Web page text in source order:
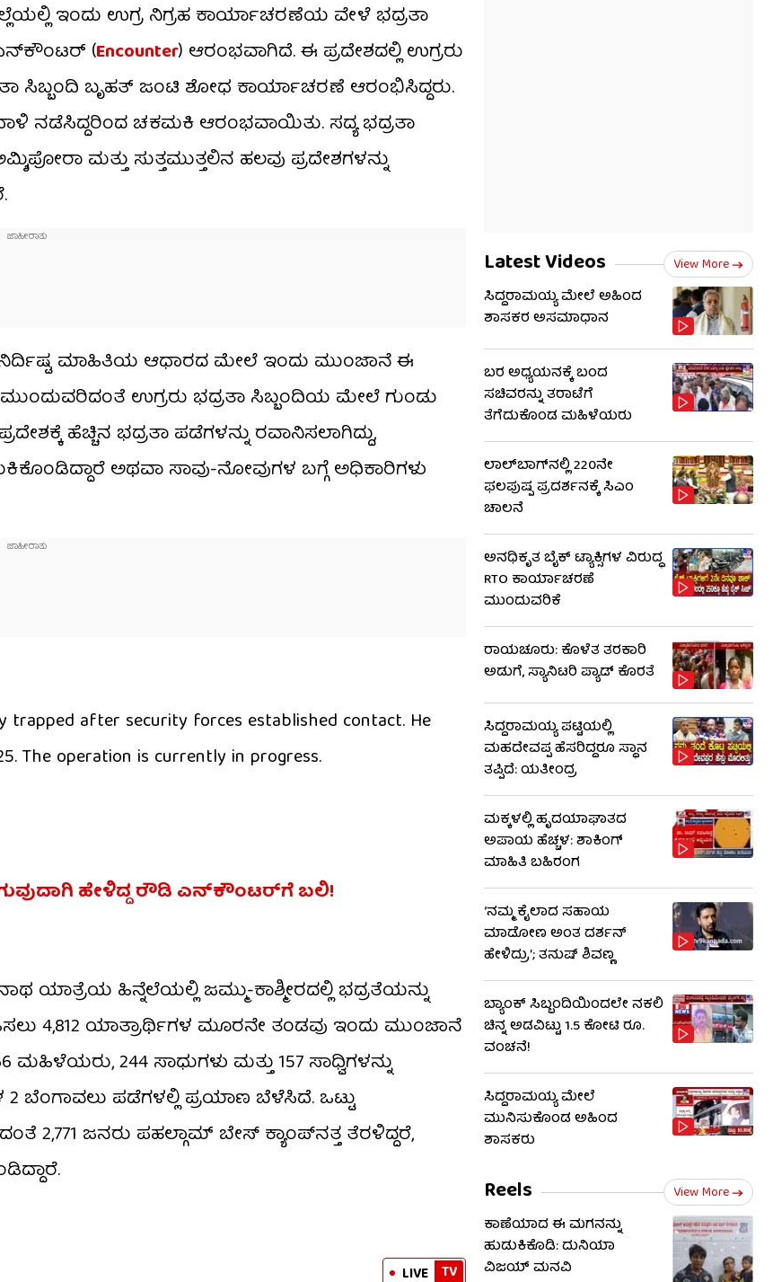
ಇಂದು ಉಗ್ರ ನಿಗ್ರಹ ಕಾರ್ಯಾಚರಣೆಯ ವೇಳೆ ಭದ್ರತಾ
(Encounter) ಆರಂಭವಾಗಿದೆ. ಈ ಪ್ರದೇಶದಲ್ಲಿ ಉಗ್ರರು
ಸಿಬ್ಬಂದಿ ಬೃಹತ್ ಜಂಟಿ ಶೋಧ ಕಾರ್ಯಾಚರಣೆ ಆರಂಭಿಸಿದ್ದರು.
ನಡೆಸಿದ್ದರಿಂದ ಚಕಮಕಿ ಆರಂಭವಾಯಿತು. ಸದ್ಯ ಭದ್ರತಾ
ಮತ್ತು ಸುತ್ತಮುತ್ತಲಿನ ಹಲವು ಪ್ರದೇಶಗಳನ್ನು
ಮಾಹಿತಿಯ ಆಧಾರದ ಮೇಲೆ ಇಂದು ಮುಂಜಾನೆ ಈ
ಉಗ್ರರು ಭದ್ರತಾ ಸಿಬ್ಬಂದಿಯ ಮೇಲೆ ಗುಂಡು
ಹೆಚ್ಚಿನ ಭದ್ರತಾ ಪಡೆಗಳನ್ನು ರವಾನಿಸಲಾಗಿದ್ದು,
ಅಥವಾ ಸಾವು-ನೋವುಗಳ ಬಗ್ಗೆ ಅಧಿಕಾರಿಗಳು
after security forces established contact. He
The operation is currently in progress.
ಹೇಳಿದ್ದ ರೌಡಿ ಎನ್‌ಕೌಂಟರ್‌ಗೆ ಬಲಿ!
ಹಿನ್ನೆಲೆಯಲ್ಲಿ ಜಮ್ಮು-ಕಾಶ್ಮೀರದಲ್ಲಿ ಭದ್ರತೆಯನ್ನು
4,812 ಯಾತ್ರಾರ್ಥಿಗಳ ಮೂರನೇ ತಂಡವು ಇಂದು ಮುಂಜಾನೆ
244 ಸಾಧುಗಳು ಮತ್ತು 157 ಸಾಧ್ವಿಗಳನ್ನು
ಪಡೆಗಳಲ್ಲಿ ಪ್ರಯಾಣ ಬೆಳೆಸಿದೆ. ಒಟ್ಟು
2,771 ಜನರು ಪಹಲ್ಗಾಮ್ ಬೇಸ್ ಕ್ಯಾಂಪ್‌ನತ್ತ ತೆರಳಿದ್ದರೆ,
LIVE TV
Latest Videos View More
ಸಿದ್ದರಾಮಯ್ಯ ಮೇಲೆ ಅಹಿಂದ
ಶಾಸಕರ ಅಸಮಾಧಾನ
ಬರ ಅಧ್ಯಯನಕ್ಕೆ ಬಂದ
ಸಚಿವರನ್ನು ತರಾಟೆಗೆ
ತೆಗೆದುಕೊಂಡ ಮಹಿಳೆಯರು
ಲಾಲ್‌ಬಾಗ್​​ನಲ್ಲಿ 220ನೇ
ಫಲಪುಷ್ಪ ಪ್ರದರ್ಶನಕ್ಕೆ ಸಿಎಂ
ಚಾಲನೆ
ಅನಧಿಕೃತ ಬೈಕ್ ಟ್ಯಾಕ್ಸಿಗಳ ವಿರುದ್ಧ
RTO ಕಾರ್ಯಾಚರಣೆ
ಮುಂದುವರಿಕೆ
ರಾಯಚೂರು: ಕೊಳೆತ ತರಕಾರಿ
ಅಡುಗೆ, ಸ್ಯಾನಿಟರಿ ಪ್ಯಾಡ್ ಕೊರತೆ
ಸಿದ್ದರಾಮಯ್ಯ ಪಟ್ಟಿಯಲ್ಲಿ
ಮಹದೇವಪ್ಪ ಹೆಸರಿದ್ದರೂ ಸ್ಥಾನ
ತಪ್ಪಿದೆ: ಯತೀಂದ್ರ
ಮಕ್ಕಳಲ್ಲಿ ಹೃದಯಾಘಾತದ
ಅಪಾಯ ಹೆಚ್ಚಳ: ಶಾಕಿಂಗ್​​
ಮಾಹಿತಿ ಬಹಿರಂಗ
‘ನಮ್ಮ ಕೈಲಾದ ಸಹಾಯ
ಮಾಡೋಣ ಅಂತ ದರ್ಶನ್
ಹೇಳಿದ್ರು’; ತನುಷ್ ಶಿವಣ್ಣ
ಬ್ಯಾಂಕ್ ಸಿಬ್ಬಂದಿಯಿಂದಲೇ ನಕಲಿ
ಚಿನ್ನ ಅಡವಿಟ್ಟು 1.5 ಕೋಟಿ ರೂ.
ವಂಚನೆ!
ಸಿದ್ದರಾಮಯ್ಯ ಮೇಲೆ
ಮುನಿಸುಕೊಂಡ ಅಹಿಂದ
ಶಾಸಕರು
Reels View More
ಕಾಣೆಯಾದ ಈ ಮಗನನ್ನು
ಹುಡುಕಿಕೊಡಿ: ದುನಿಯಾ
ವಿಜಯ್ ಮನವಿ